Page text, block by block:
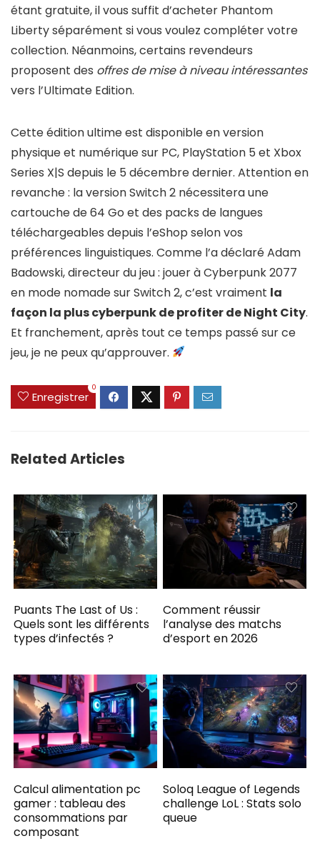
étant gratuite, il vous suffit d’acheter Phantom
Liberty séparément si vous voulez compléter votre
collection. Néanmoins, certains revendeurs
proposent des offres de mise à niveau intéressantes
vers l’Ultimate Edition.
Cette édition ultime est disponible en version
physique et numérique sur PC, PlayStation 5 et Xbox
Series X|S depuis le 5 décembre dernier. Attention en
revanche : la version Switch 2 nécessitera une
cartouche de 64 Go et des packs de langues
téléchargeables depuis l’eShop selon vos
préférences linguistiques. Comme l’a déclaré Adam
Badowski, directeur du jeu : jouer à Cyberpunk 2077
en mode nomade sur Switch 2, c’est vraiment la
façon la plus cyberpunk de profiter de Night City.
Et franchement, après tout ce temps passé sur ce
jeu, je ne peux qu’approuver.
Enregistrer
0
Related Articles
Puants The Last of Us :
Quels sont les différents
types d’infectés ?
Comment réussir
l’analyse des matchs
d’esport en 2026
Calcul alimentation pc
gamer : tableau des
consommations par
composant
Soloq League of Legends
challenge LoL : Stats solo
queue